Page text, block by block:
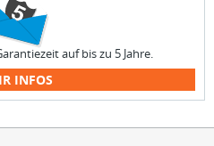
auf bis zu 5 Jahre.
INFOS